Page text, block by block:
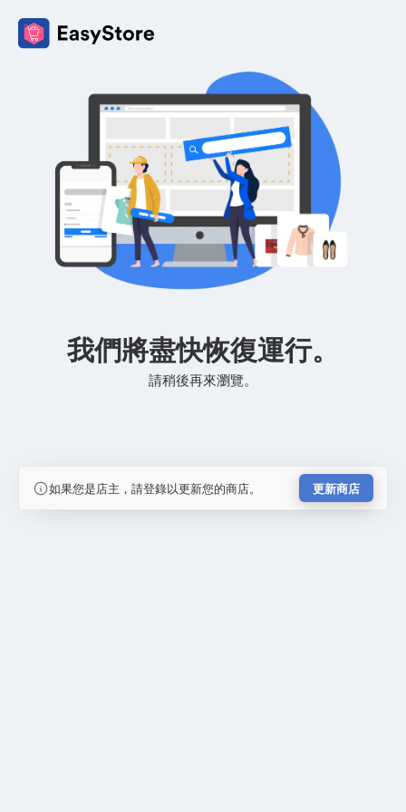
我們將盡快恢復運行。
請稍後再來瀏覽。
如果您是店主，請登錄以更新您的商店。 更新商店